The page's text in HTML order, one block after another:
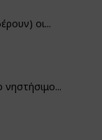
οι...
νηστήσιμο...